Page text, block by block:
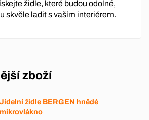
židle, které budou odolné,
skvěle ladit s vaším interiérem.
zboží
Jídelní židle BERGEN hnědé
mikrovlákno